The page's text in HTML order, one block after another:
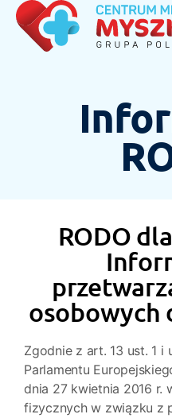
RODO
osobowych
Zgodnie z art. 13 ust. 1 i
Parlamentu
dnia 27 kwietnia 2016 r.
fizycznych w związku z